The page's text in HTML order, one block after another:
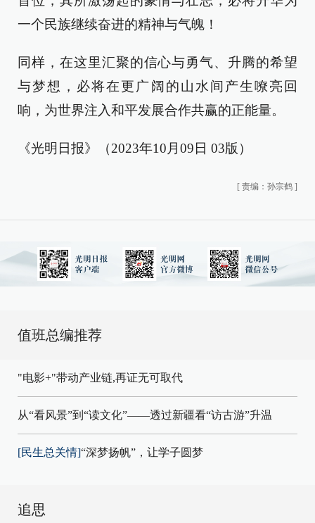
一个民族继续奋进的精神与气魄！
同样，在这里汇聚的信心与勇气、升腾的希望
与梦想，必将在更广阔的山水间产生嘹亮回
响，为世界注入和平发展合作共赢的正能量。
《光明日报》（2023年10月09日 03版）
[ 责编：孙宗鹤 ]
值班总编推荐
"电影+"带动产业链,再证无可取代
从“看风景”到“读文化”——透过新疆看“访古游”升温
[民生总关情]“深梦扬帆”，让学子圆梦
追思